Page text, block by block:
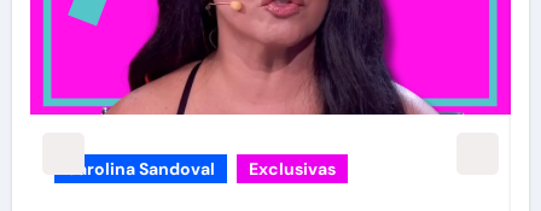
carolina Sandoval Exclusivas